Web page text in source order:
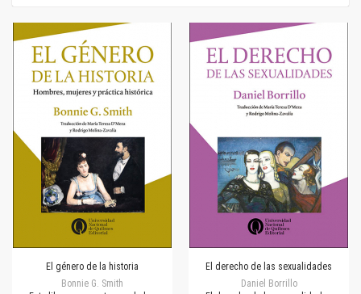
El género de la historia
Bonnie G. Smith
El derecho de las sexualidades
Daniel Borrillo